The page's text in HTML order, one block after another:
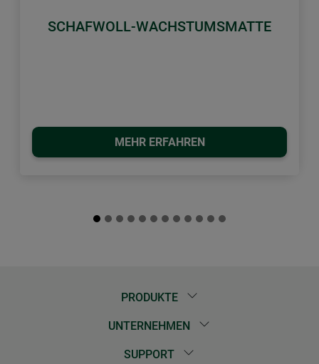
SCHAFWOLL-WACHSTUMSMATTE
MEHR ERFAHREN
PRODUKTE
UNTERNEHMEN
SUPPORT